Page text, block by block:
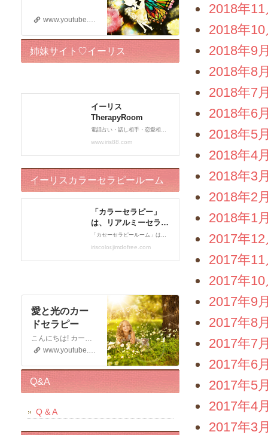
2018年11
2018年10
2018年9
2018年8
2018年7
2018年6
2018年5
2018年4
2018年3
2018年2
2018年1
2017年12
2017年11
2017年10
2017年9
2017年8
2017年7
2017年6
2017年5
2017年4
2017年3
www.youtube.com
姉妹サイト♡イーリス
イーリスカラーセラピールーム
愛と光のカー
ドセラピー
こんにちは! カードセラピストのイーリスです 電話鑑定、メール鑑定などをしております お仕事の宣伝もさせていただく 動画です。 この動画が少しでもお役に立てると幸いです。 申し訳ございませんが このチャンネルではコメントの受付はしておりません。 ライブドアブログの方に入れていただくと幸いです。 末永くよろしくお願いいたします!
www.youtube.com
Q&A
Q & A